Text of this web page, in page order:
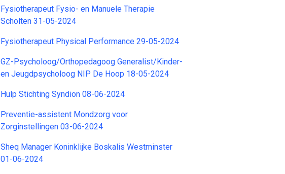
Fysiotherapeut Fysio- en Manuele Therapie
Scholten 31-05-2024
Fysiotherapeut Physical Performance 29-05-2024
GZ-Psycholoog/Orthopedagoog Generalist/Kinder-
en Jeugdpsycholoog NIP De Hoop 18-05-2024
Hulp Stichting Syndion 08-06-2024
Preventie-assistent Mondzorg voor
Zorginstellingen 03-06-2024
Sheq Manager Koninklijke Boskalis Westminster
01-06-2024